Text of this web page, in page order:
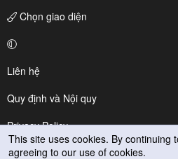
Chọn giao diện
Liên hệ
Quy định và Nội quy
Privacy Policy
Trợ giúp
This site uses cookies. By continuing
agreeing to our use of cookies.